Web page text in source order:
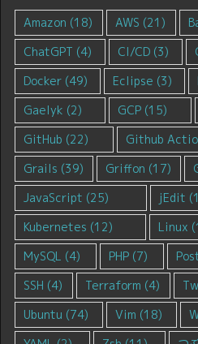
Amazon (18) AWS (21)
ChatGPT (4) CI/CD (3)
Docker (49) Eclipse (3)
Gaelyk (2) GCP (15)
GitHub (22) Github
Grails (39) Griffon (17)
JavaScript (25) jEdit
Kubernetes (12) Linux
MySQL (4) PHP(7)
SSH (4) Terraform (4)
Ubuntu (74) Vim (18)